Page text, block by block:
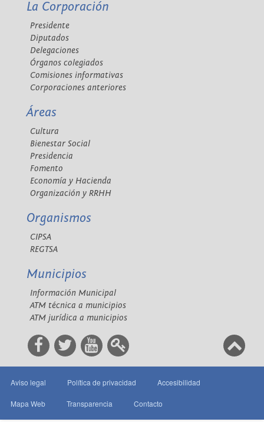
La Corporación
Presidente
Diputados
Delegaciones
Órganos colegiados
Comisiones informativas
Corporaciones anteriores
Áreas
Cultura
Bienestar Social
Presidencia
Fomento
Economía y Hacienda
Organización y RRHH
Organismos
CIPSA
REGTSA
Municipios
Información Municipal
ATM técnica a municipios
ATM jurídica a municipios
Aviso legal Política de privacidad Accesibilidad
Mapa Web Transparencia Contacto